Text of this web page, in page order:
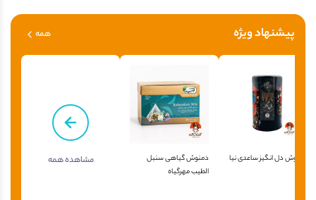
پیشنهاد ویژه همه
دمنوش دل انگیز ساعدی نیا
دمنوش گیاهی سنبل
الطیب مهرگیاه
مشاهده همه